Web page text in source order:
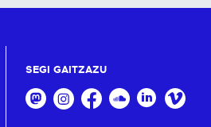
SEGI GAITZAZU